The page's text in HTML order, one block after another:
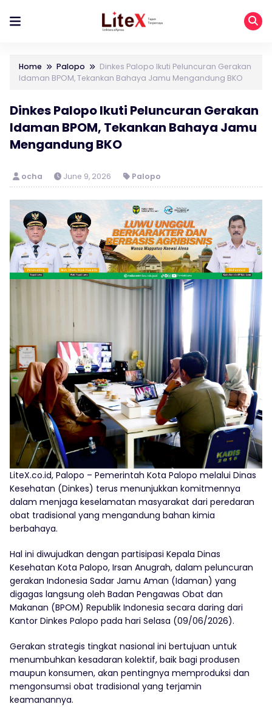
Home Palopo
Dinkes Palopo Ikuti Peluncuran Gerakan
Idaman BPOM, Tekankan Bahaya Jamu Mengandung BKO
Dinkes Palopo Ikuti Peluncuran Gerakan
Idaman BPOM, Tekankan Bahaya Jamu
Mengandung BKO
ocha June 9, 2026 Palopo
LiteX.co.id, Palopo – Pemerintah Kota Palopo melalui Dinas
Kesehatan (Dinkes) terus menunjukkan komitmennya
dalam menjaga keselamatan masyarakat dari peredaran
obat tradisional yang mengandung bahan kimia
berbahaya.
Hal ini diwujudkan dengan partisipasi Kepala Dinas
Kesehatan Kota Palopo, Irsan Anugrah, dalam peluncuran
gerakan Indonesia Sadar Jamu Aman (Idaman) yang
digagas langsung oleh Badan Pengawas Obat dan
Makanan (BPOM) Republik Indonesia secara daring dari
Kantor Dinkes Palopo pada hari Selasa (09/06/2026).
Gerakan strategis tingkat nasional ini bertujuan untuk
menumbuhkan kesadaran kolektif, baik bagi produsen
maupun konsumen, akan pentingnya memproduksi dan
mengonsumsi obat tradisional yang terjamin
keamanannya.